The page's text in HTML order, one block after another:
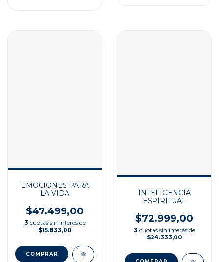
EMOCIONES PARA
LA VIDA
$47.499,00
3 cuotas sin interés de
$15.833,00
INTELIGENCIA
ESPIRITUAL
$72.999,00
3 cuotas sin interés de
$24.333,00